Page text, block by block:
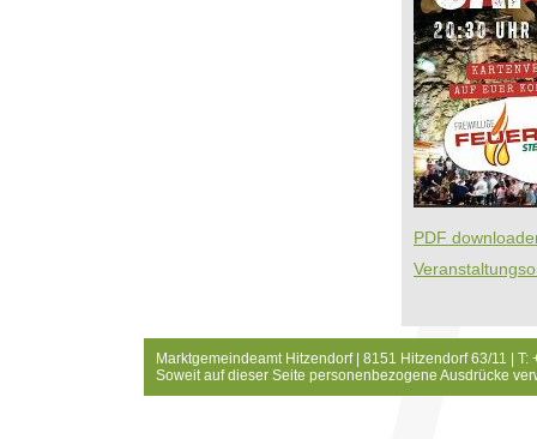
PDF
Marktgemeindeamt Hitzendorf | 8151 Hitzendorf 63/11 |
Soweit auf dieser Seite personenbezogene Ausdrücke